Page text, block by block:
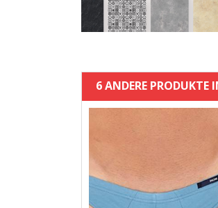
6 ANDERE PRODUKTE